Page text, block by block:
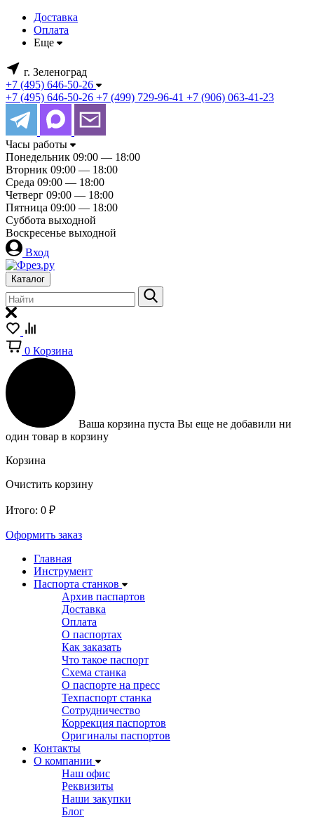
Доставка
Оплата
Еще
г. Зеленоград
+7 (495) 646-50-26
+7 (495) 646-50-26 +7 (499) 729-96-41 +7 (906) 063-41-23
Часы работы
Понедельник 09:00 — 18:00
Вторник 09:00 — 18:00
Среда 09:00 — 18:00
Четверг 09:00 — 18:00
Пятница 09:00 — 18:00
Суббота выходной
Воскресенье выходной
Вход
Каталог
0 Корзина
Ваша корзина пуста Вы еще не добавили ни
один товар в корзину
Корзина
Очистить корзину
Итого: 0 ₽
Оформить заказ
Главная
Инструмент
Паспорта станков
Архив паспартов
Доставка
Оплата
О паспортах
Как заказать
Что такое паспорт
Схема станка
О паспорте на пресс
Техпаспорт станка
Сотрудничество
Коррекция паспортов
Оригиналы паспортов
Контакты
О компании
Наш офис
Реквизиты
Наши закупки
Блог